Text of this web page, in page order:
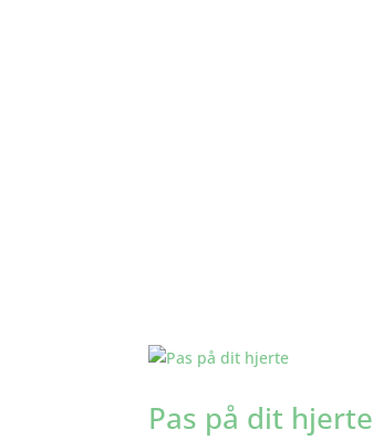
Pas på dit hjerte